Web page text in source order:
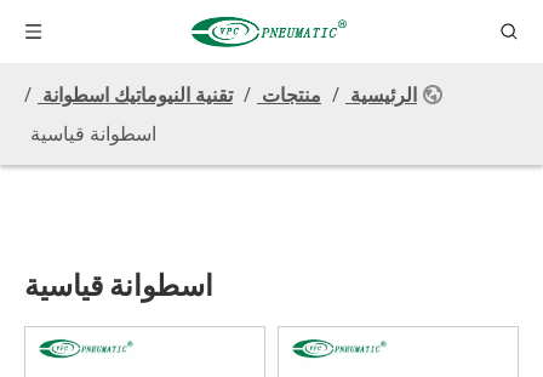
الرئيسية / منتجات / تقنية النيوماتيك اسطوانة /
اسطوانة قياسية
اسطوانة قياسية